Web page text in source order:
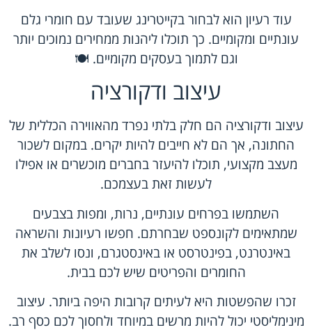
עוד רעיון הוא לבחור בקייטרינג שעובד עם חומרי גלם
עונתיים ומקומיים. כך תוכלו ליהנות ממחירים נמוכים יותר
וגם לתמוך בעסקים מקומיים. 🍽️
עיצוב ודקורציה
עיצוב ודקורציה הם חלק בלתי נפרד מהאווירה הכללית של
החתונה, אך הם לא חייבים להיות יקרים. במקום לשכור
מעצב מקצועי, תוכלו להיעזר בחברים מוכשרים או אפילו
לעשות זאת בעצמכם.
השתמשו בפרחים עונתיים, נרות, ומפות בצבעים
שמתאימים לקונספט שבחרתם. חפשו רעיונות והשראה
באינטרנט, בפינטרסט או באינסטגרם, ונסו לשלב את
החומרים והפריטים שיש לכם בבית.
זכרו שהפשטות היא לעיתים קרובות היפה ביותר. עיצוב
מינימליסטי יכול להיות מרשים במיוחד ולחסוך לכם כסף רב.